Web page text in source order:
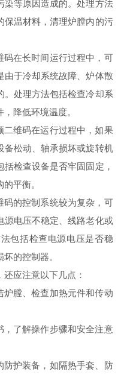
染等原因造成的。处理方法
保温材料，清理炉膛内的污
在长时间运行过程中，可
由于冷却系统故障、炉体散
。处理方法包括检查冷却系
降低环境温度。
维码在运行过程中，如果
备松动、轴承损坏或旋转机
检查设备是否牢固固定，
平衡。
的控制系统较为复杂，可
源电压不稳定、线路老化或
包括检查电源电压是否稳
的控制器。
应注意以下几点：
膛、检查加热元件和传动
了解操作步骤和安全注意
护装备，如隔热手套、防